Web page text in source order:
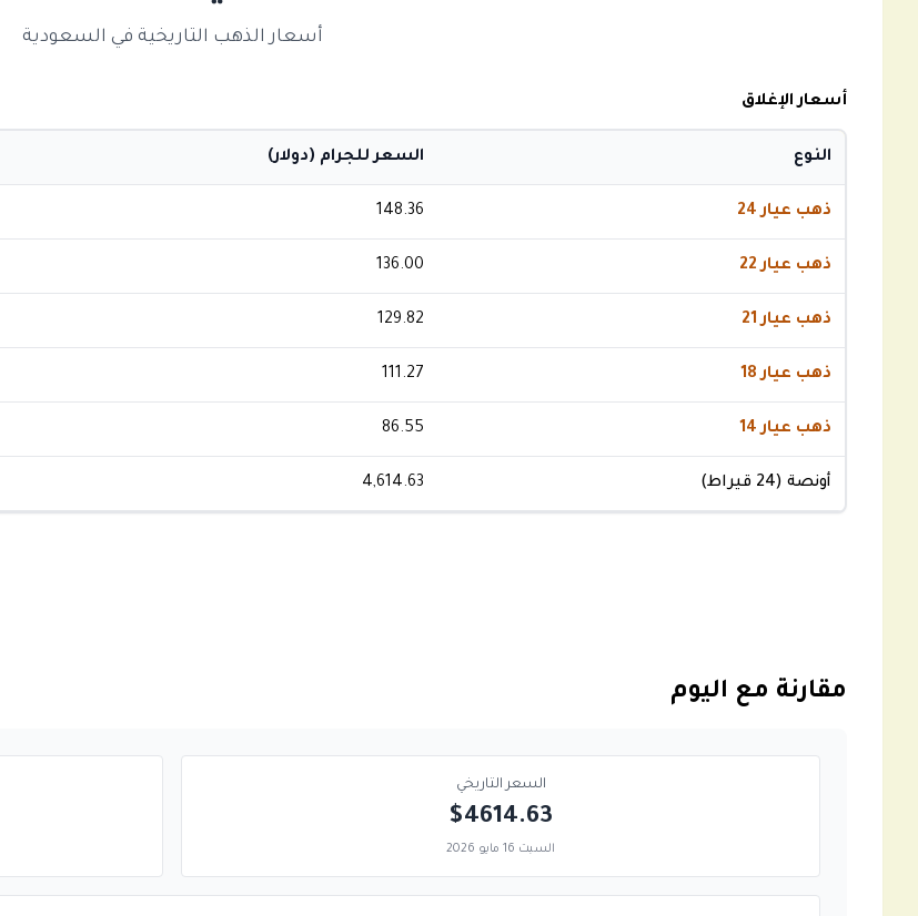
أسعار الذهب التاريخية في السعودية
أسعار الإغلاق
النوع السعر للجرام (دولار)
ذهب عيار 24 148.36
ذهب عيار 22 136.00
ذهب عيار 21 129.82
ذهب عيار 18 111.27
ذهب عيار 14 86.55
أونصة (24 قيراط) 4,614.63
مقارنة مع اليوم
السعر التاريخي
$4614.63
السبت 16 مايو 2026